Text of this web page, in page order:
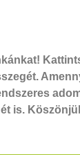
is.